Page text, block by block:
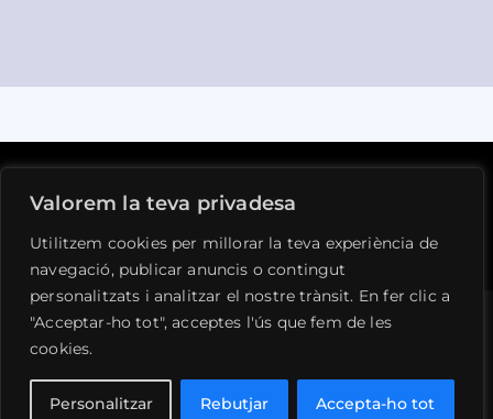
Valorem la teva privadesa
Utilitzem cookies per millorar la teva experiència de
navegació, publicar anuncis o contingut
personalitzats i analitzar el nostre trànsit. En fer clic a
"Acceptar-ho tot", acceptes l'ús que fem de les
cookies.
Personalitzar Rebutjar Accepta-ho tot
Avís legal Privacitat Cookies
© 1990 - 2026 •
Tots els drets reservats • Desenvolupat per
SIFAC